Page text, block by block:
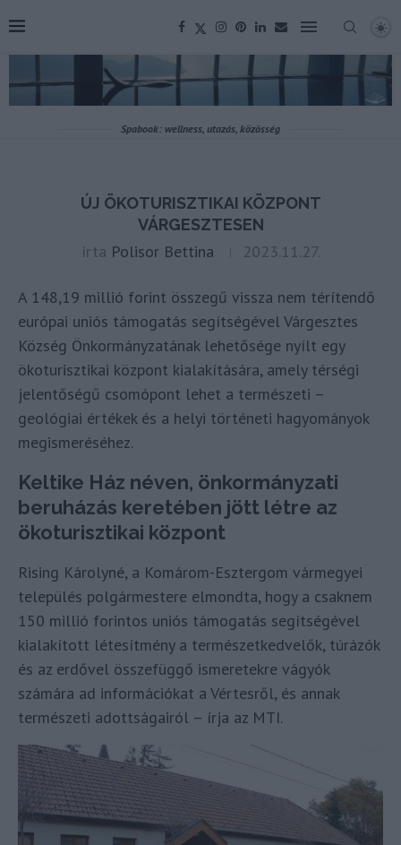
Spabook: wellness, utazás, közösség
ÚJ ÖKOTURISZTIKAI KÖZPONT
VÁRGESZTESEN
írta Polisor Bettina 2023.11.27.
A 148,19 millió forint összegű vissza nem térítendő
európai uniós támogatás segítségével Várgesztes
Község Önkormányzatának lehetősége nyílt egy
ökoturisztikai központ kialakítására, amely térségi
jelentőségű csomópont lehet a természeti –
geológiai értékek és a helyi történeti hagyományok
megismeréséhez.
Keltike Ház néven, önkormányzati
beruházás keretében jött létre az
ökoturisztikai központ
Rising Károlyné, a Komárom-Esztergom vármegyei
település polgármestere elmondta, hogy a csaknem
150 millió forintos uniós támogatás segítségével
kialakított létesítmény a természetkedvelők, túrázók
és az erdővel összefüggő ismeretekre vágyók
számára ad információkat a Vértesről, és annak
természeti adottságairól – írja az MTI.